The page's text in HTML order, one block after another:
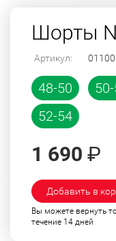
Шорты
Артикул:
48-50
52-54
1 690 ₽
Добавить в
Вы можете вернуть
течение 14 дней